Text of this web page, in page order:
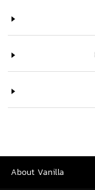
About Vanilla